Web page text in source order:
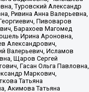
Туровский Александр
Ривина Анна Валерьевна,
Пивоваров
Барахоев Магомед
Ирина Ароновна,
Александрович,
Валерьевич, Исламов
Щаров Сергей
Гасан Ольга Павловна,
Маркович,
Татьяна
Акимова Татьяна